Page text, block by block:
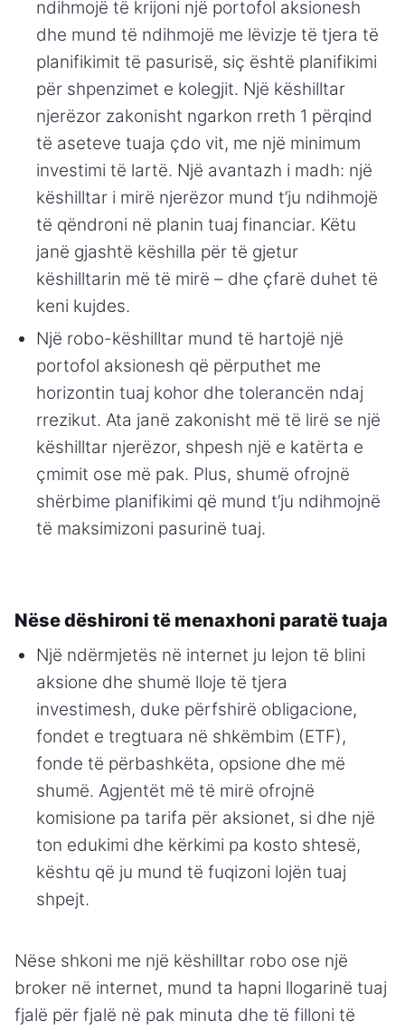
ndihmojë të krijoni një portofol aksionesh
dhe mund të ndihmojë me lëvizje të tjera të
planifikimit të pasurisë, siç është planifikimi
për shpenzimet e kolegjit. Një këshilltar
njerëzor zakonisht ngarkon rreth 1 përqind
të aseteve tuaja çdo vit, me një minimum
investimi të lartë. Një avantazh i madh: një
këshilltar i mirë njerëzor mund t’ju ndihmojë
të qëndroni në planin tuaj financiar. Këtu
janë gjashtë këshilla për të gjetur
këshilltarin më të mirë – dhe çfarë duhet të
keni kujdes.
Një robo-këshilltar mund të hartojë një
portofol aksionesh që përputhet me
horizontin tuaj kohor dhe tolerancën ndaj
rrezikut. Ata janë zakonisht më të lirë se një
këshilltar njerëzor, shpesh një e katërta e
çmimit ose më pak. Plus, shumë ofrojnë
shërbime planifikimi që mund t’ju ndihmojnë
të maksimizoni pasurinë tuaj.
Nëse dëshironi të menaxhoni paratë tuaja
Një ndërmjetës në internet ju lejon të blini
aksione dhe shumë lloje të tjera
investimesh, duke përfshirë obligacione,
fondet e tregtuara në shkëmbim (ETF),
fonde të përbashkëta, opsione dhe më
shumë. Agjentët më të mirë ofrojnë
komisione pa tarifa për aksionet, si dhe një
ton edukimi dhe kërkimi pa kosto shtesë,
kështu që ju mund të fuqizoni lojën tuaj
shpejt.
Nëse shkoni me një këshilltar robo ose një
broker në internet, mund ta hapni llogarinë tuaj
fjalë për fjalë në pak minuta dhe të filloni të